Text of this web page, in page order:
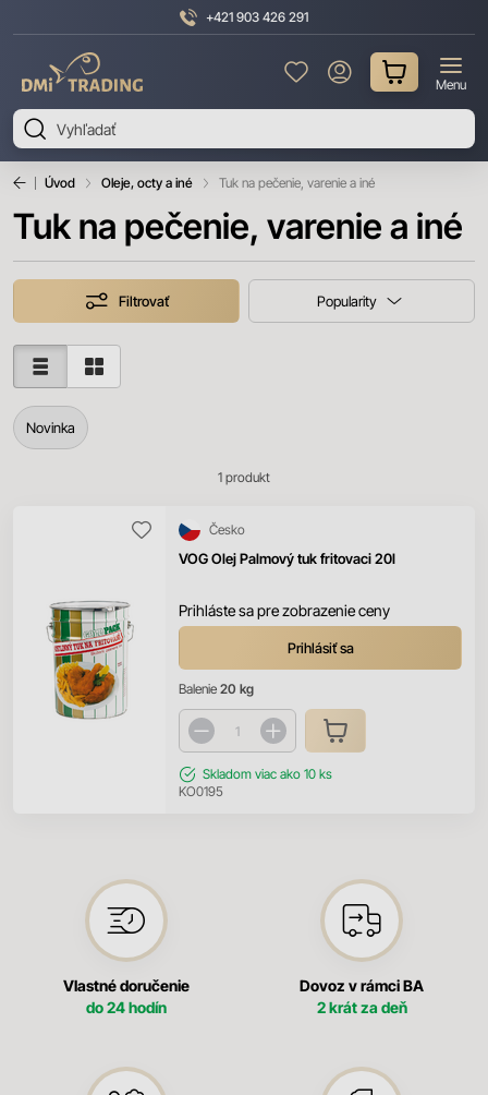
+421 903 426 291
Trading
Menu
Úvod Oleje, octy a iné Tuk na pečenie, varenie a iné
Tuk na pečenie, varenie a iné
Filtrovať Popularity
Novinka
1 produkt
VOG Olej Palmový tuk fritovaci 20l
Česko
Prihláste sa pre zobrazenie ceny
Prihlásiť sa
Balenie 20 kg
Skladom viac ako 10 ks
KO0195
Vlastné doručenie
do 24 hodín
Dovoz v rámci BA
2 krát za deň